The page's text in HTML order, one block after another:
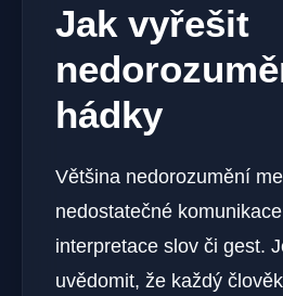
Jak vyřešit
hádky
Většina nedorozumění
nedostatečné
interpretace slov či gest.
uvědomit, že každý